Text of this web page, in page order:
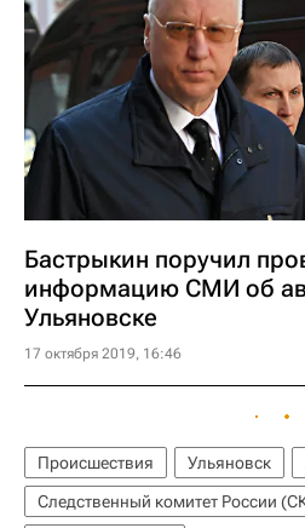
Бастрыкин поручил
информацию СМИ об
Ульяновске
17 октября 2019, 16:46
Происшествия Ульяновск
Следственный комитет России